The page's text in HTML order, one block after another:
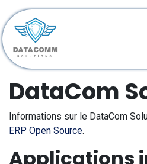
Se rendre au contenu
DataCom
Informations sur le DataCom
ERP Open Source.
Applications